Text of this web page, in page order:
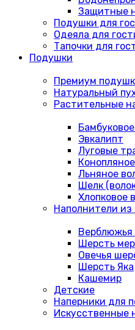
Защитные
Подушки для
Одеяла для
Тапочки для
Подушки
Премиум
Натуральный
Растительные
Эвкалипт
Луговые
Льняное
Шелк
Хлопковое
Наполнители
Верблюжья
Шерсть
Овечья
Шерсть Яка
Кашемир
Детские
Наперники для
Искусственные